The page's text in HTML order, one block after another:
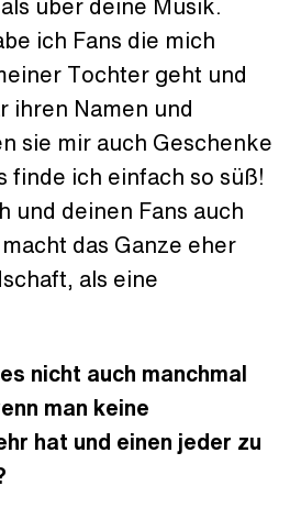
über deine Musik.
ich Fans die mich
Tochter geht und
ihren Namen und
sie mir auch Geschenke
finde ich einfach so süß!
und deinen Fans auch
das Ganze eher
als eine
nicht auch manchmal
man keine
hat und einen jeder zu